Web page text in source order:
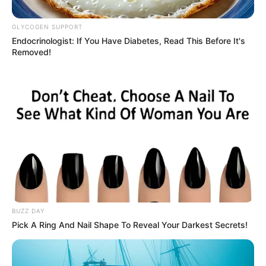
Suministrada.
Mujer murió en trágica colisión de motocicletas en
Angostura, Antioquia
Por: Yuli Metaute Londoño
Mayo 7, 2024
GLYCOGEN SUPPORT
Endocrinologist: If You Have Diabetes, Read This Before It's
Removed!
BUZZ DAY
Pick A Ring And Nail Shape To Reveal Your Darkest Secrets!